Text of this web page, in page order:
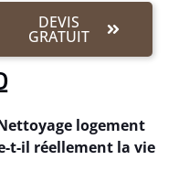
DEVIS
GRATUIT
logement
t-il réellement la vie